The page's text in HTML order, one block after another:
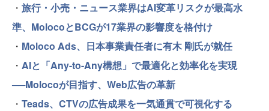
・ 旅行・小売・ニュース業界はAI変革リスクが最高水
準、MolocoとBCGが17業界の影響度を格付け
・ Moloco Ads、日本事業責任者に有木 剛氏が就任
・ AIと「Any-to-Any構想」で最適化と効率化を実現
──Molocoが目指す、Web広告の革新
・ Teads、CTVの広告成果を一気通貫で可視化する